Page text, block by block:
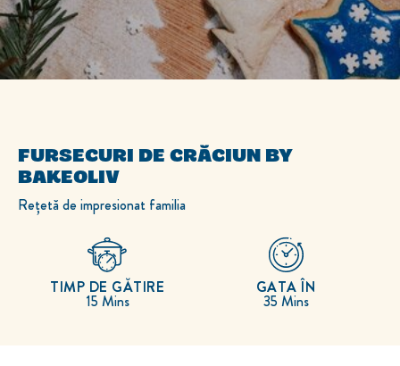
FURSECURI DE CRĂCIUN BY
BAKEOLIV
Rețetă de impresionat familia
15 Mins
TIMP DE GĂTIRE
35 Mins
GATA ÎN